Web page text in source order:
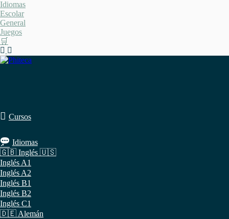
Saltar
al
contenido
Idiomas
Escolar
General
Juegos
🛒
Cursos
Idiomas
🇬🇧 Inglés 🇺🇸
Inglés A1
Inglés A2
Inglés B1
Inglés B2
Inglés C1
🇩🇪 Alemán